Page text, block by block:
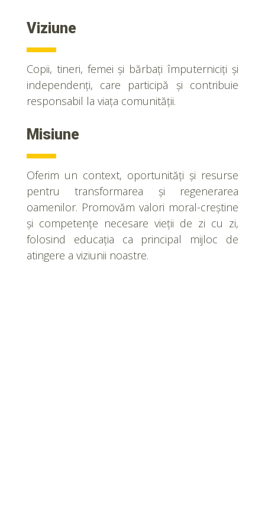
Viziune
Copii, tineri, femei și bărbați împuterniciți și
independenți, care participă și contribuie
responsabil la viața comunității.
Misiune
Oferim un context, oportunități și resurse
pentru transformarea și regenerarea
oamenilor. Promovăm valori moral-creștine
și competențe necesare vieții de zi cu zi,
folosind educația ca principal mijloc de
atingere a viziunii noastre.